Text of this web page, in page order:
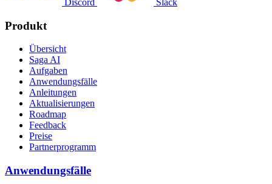
Produkt
Übersicht
Saga AI
Aufgaben
Anwendungsfälle
Anleitungen
Aktualisierungen
Roadmap
Feedback
Preise
Partnerprogramm
Anwendungsfälle